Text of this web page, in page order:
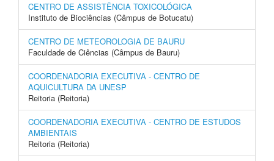
CENTRO DE ASSISTÊNCIA TOXICOLÓGICA
Instituto de Biociências (Câmpus de Botucatu)
CENTRO DE METEOROLOGIA DE BAURU
Faculdade de Ciências (Câmpus de Bauru)
COORDENADORIA EXECUTIVA - CENTRO DE
AQUICULTURA DA UNESP
Reitoria (Reitoria)
COORDENADORIA EXECUTIVA - CENTRO DE ESTUDOS
AMBIENTAIS
Reitoria (Reitoria)